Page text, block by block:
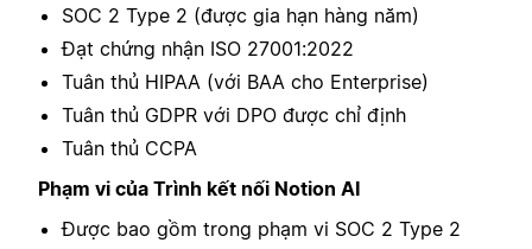
SOC 2 Type 2 (được gia hạn hàng năm)
Đạt chứng nhận ISO 27001:2022
Tuân thủ HIPAA (với BAA cho Enterprise)
Tuân thủ GDPR với DPO được chỉ định
Tuân thủ CCPA
Phạm vi của Trình kết nối Notion AI
Được bao gồm trong phạm vi SOC 2 Type 2